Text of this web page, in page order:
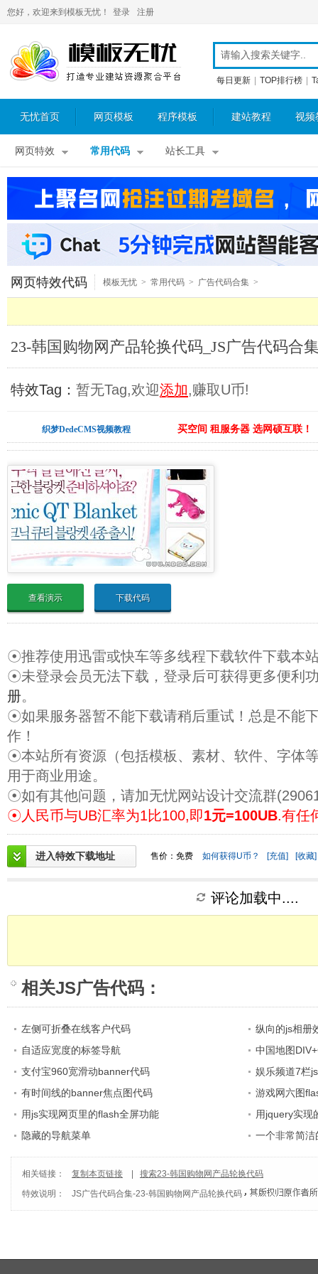
您好，欢迎来到模板无忧！ 登录 注册
每日更新 TOP排行榜
无忧首页 网页模板 程序模板 建站教程 视频
网页特效 常用代码 站长工具
网页特效代码 模板无忧 > 常用代码 > 广告代码合集 >
23-韩国购物网产品轮换代码_JS广告代码合
特效Tag： 暂无Tag,欢迎添加,赚取U币!
织梦DedeCMS视频教程 买空间 租服务器 选网硕互联！
查看演示 下载代码
☉推荐使用迅雷或快车等多线程下载软件下载本
☉未登录会员无法下载，登录后可获得更多便利
册。
☉如果服务器暂不能下载请稍后重试！总是不能
作！
☉本站所有资源（包括模板、素材、软件、字体
用于商业用途。
☉如有其他问题，请加无忧网站设计交流群
☉人民币与UB汇率为1比100,即1元=100UB.有任
进入特效下载地址 售价：免费 如何获得U币？ [充值] [收藏]
评论加载中....
相关JS广告代码 ：
左侧可折叠在线客户代码
纵向的js相册
自适应宽度的标签导航
中国地图
支付宝960宽滑动banner代码
娱乐频道7栏
有时间线的banner焦点图代码
游戏网六图
用js实现网页里的flash全屏功能
用jquery实现
隐藏的导航菜单
一个非常简
相关链接： 复制本页链接
搜索23-韩国购物网产品轮换代码
特效说明：
JS广告代码合集-23-韩国购物网产品轮换代码